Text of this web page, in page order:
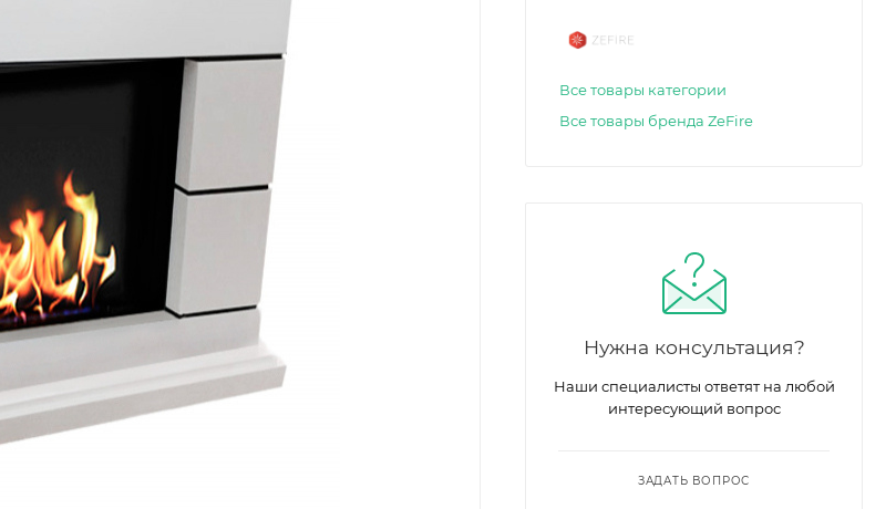
Все товары категории
Все товары бренда ZeFire
Нужна консультация?
Наши специалисты ответят на любой
интересующий вопрос
ЗАДАТЬ ВОПРОС